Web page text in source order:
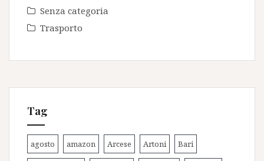
Senza categoria
Trasporto
Tag
agosto amazon Arcese Artoni Bari